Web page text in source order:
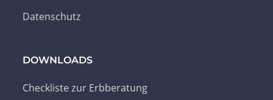
Datenschutz
DOWNLOADS
Checkliste zur Erbberatung